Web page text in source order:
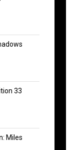
33
Miles